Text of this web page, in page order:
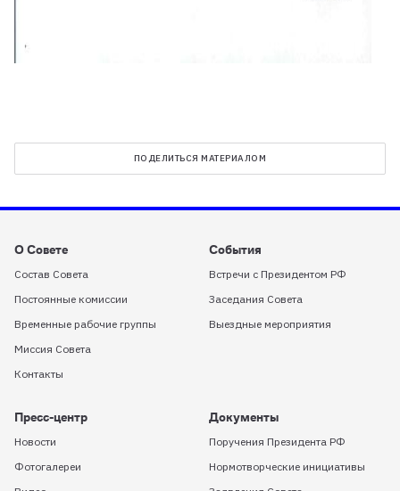
ПОДЕЛИТЬСЯ МАТЕРИАЛОМ
О Совете
Состав Совета
Постоянные комиссии
Временные рабочие группы
Миссия Совета
Контакты
События
Встречи с Президентом РФ
Заседания Совета
Выездные мероприятия
Пресс-центр
Новости
Фотогалереи
Документы
Поручения Президента РФ
Нормотворческие инициативы